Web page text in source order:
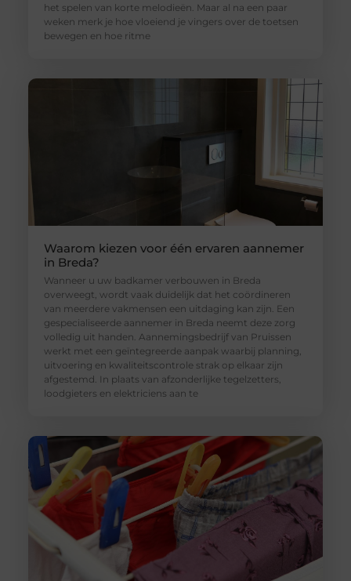
het spelen van korte melodieën. Maar al na een paar
weken merk je hoe vloeiend je vingers over de toetsen
bewegen en hoe ritme
Waarom kiezen voor één ervaren aannemer
in Breda?
Wanneer u uw badkamer verbouwen in Breda
overweegt, wordt vaak duidelijk dat het coördineren
van meerdere vakmensen een uitdaging kan zijn. Een
gespecialiseerde aannemer in Breda neemt deze zorg
volledig uit handen. Aannemingsbedrijf van Pruissen
werkt met een geïntegreerde aanpak waarbij planning,
uitvoering en kwaliteitscontrole strak op elkaar zijn
afgestemd. In plaats van afzonderlijke tegelzetters,
loodgieters en elektriciens aan te